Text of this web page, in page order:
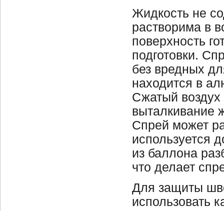
Жидкость не
растворима в
поверхность
подготовки.
без вредных
находится в
Сжатый воздух
выталкивание
Спрей может
используется
из баллона
что делает
Для защиты
использовать